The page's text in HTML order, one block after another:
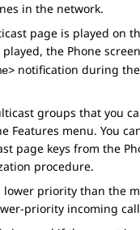
in the network.
page is played on
the Phone
notification during
groups that you
Features menu. You
page keys from the
procedure.
lower priority than the
priority incoming